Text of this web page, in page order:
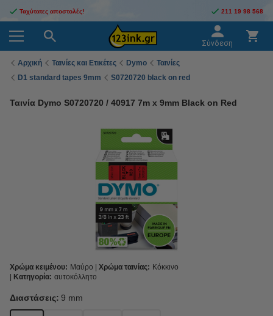
Ταχύτατες αποστολές! 211 19 98 568
Σύνδεση
Αρχική Ταινίες και Ετικέτες Dymo
Ταινίες
D1 standard tapes 9mm
S0720720 black on red
Ταινία Dymo S0720720 / 40917 7m x 9mm Black on Red
Χρώμα κειμένου: Μαύρο Χρώμα ταινίας: Κόκκινο
Κατηγορία: αυτοκόλλητο
Διαστάσεις: 9 mm